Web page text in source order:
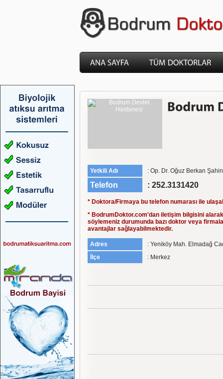
Yetkili Adı : Op. Dr. Oğuz Berkan Şahin
Telefon : 252.3131420
* Doktora/Firmaya bu telefon numarası ile
* BodrumDoktor.com'dan iletişim bilgisini alarak
söylemeniz durumunda bazı doktor veya
avantajlar sağlayabilmektedir.
Adres
: Yeniköy Mah. Elmadağ
İlçe
: Merkez